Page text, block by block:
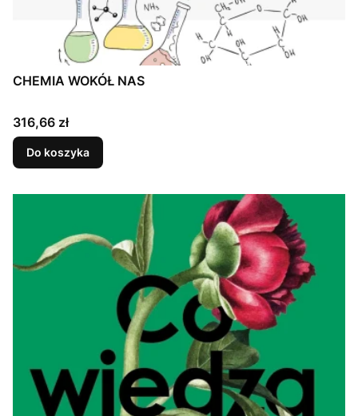
CHEMIA WOKÓŁ NAS
Cena
316,66 zł
Do koszyka